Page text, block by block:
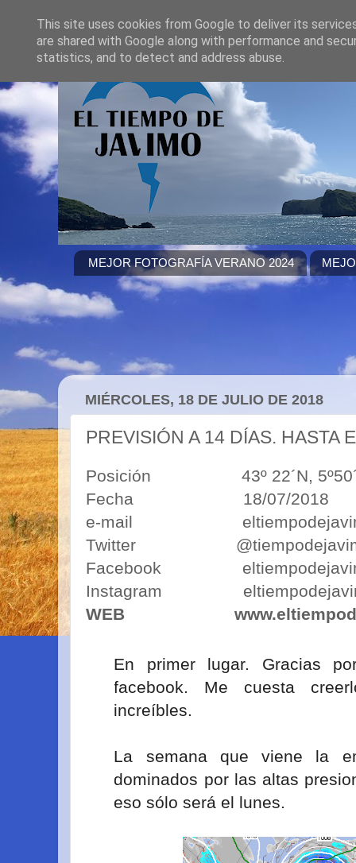
MEJOR FOTOGRAFÍA VERANO 2024
MIÉRCOLES, 18 DE JULIO DE 2018
PREVISIÓN A 14 DÍAS. HASTA
Posición 43º 22´N, 5º50´O
Fecha 18/07/2018
e-mail
Twitter
Facebook
Instagram
WEB
En primer lugar. Gracias
facebook. Me cuesta
increíbles.
La semana que viene la
dominados por las altas
eso sólo será el lunes.
This site uses cookies from Google to deliver its
are shared with Google along with performance and
statistics, and to detect and address abuse.